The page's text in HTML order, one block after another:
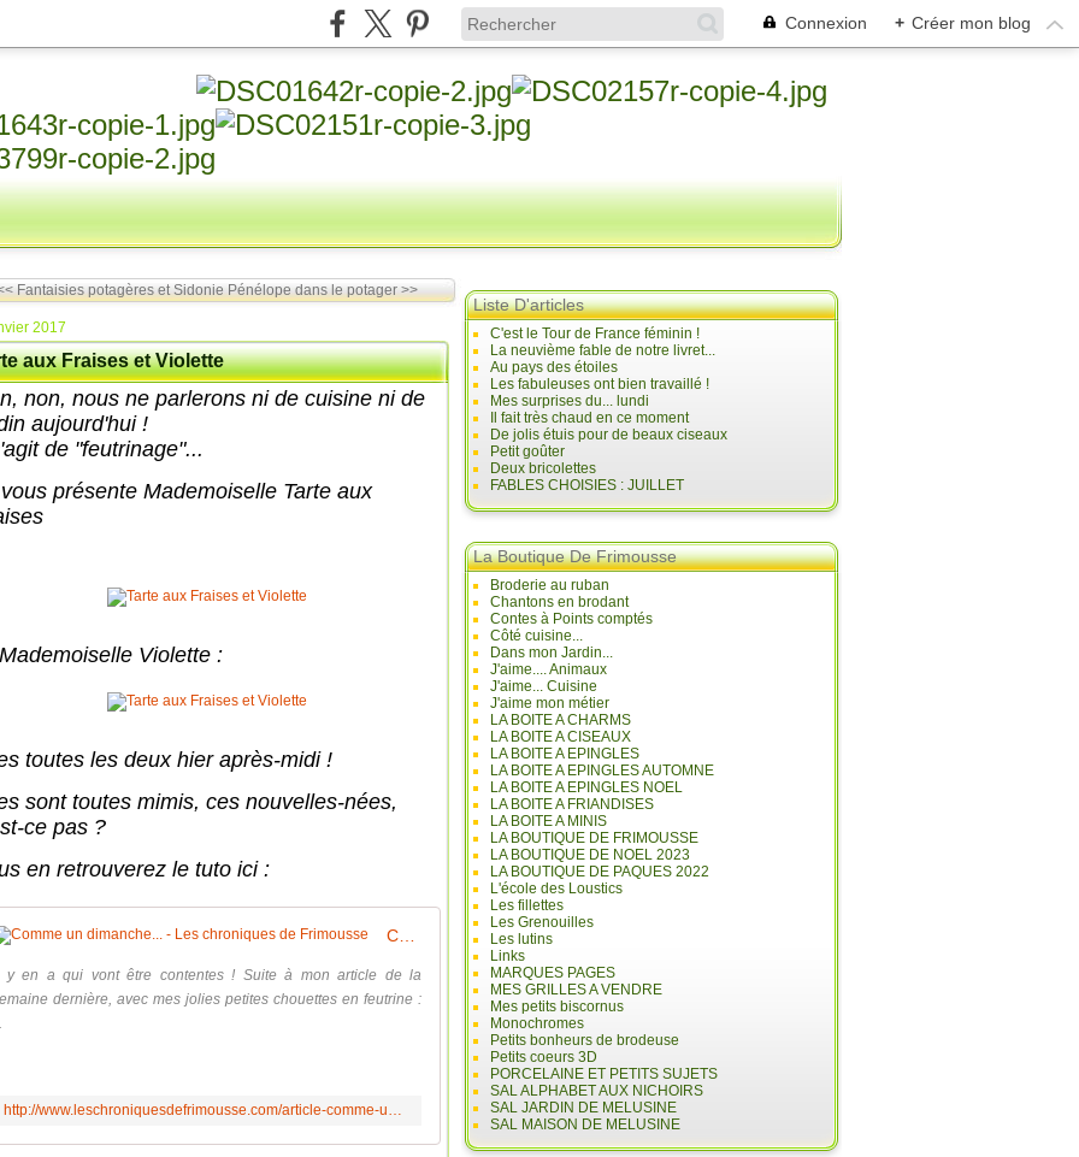
Connexion + Créer mon blog
Fantaisies potagères et Sidonie Pénélope dans le potager >>
2017
aux Fraises et Violette
non, nous ne parlerons ni de cuisine ni de
aujourd'hui !
de "feutrinage"...
présente Mademoiselle Tarte aux
Violette :
toutes les deux hier après-midi !
sont toutes mimis, ces nouvelles-nées,
ce pas ?
en retrouverez le tuto ici :
y en a qui vont être contentes ! Suite à mon article de la
dernière, avec mes jolies petites chouettes en feutrine :
http://www.leschroniquesdefrimousse.com/article-comme-un-dimanche-118650086.html
Liste D'articles
C'est le Tour de France féminin !
La neuvième fable de notre livret...
Au pays des étoiles
Les fabuleuses ont bien travaillé !
Mes surprises du... lundi
Il fait très chaud en ce moment
De jolis étuis pour de beaux ciseaux
Petit goûter
Deux bricolettes
FABLES CHOISIES : JUILLET
La Boutique De Frimousse
Broderie au ruban
Chantons en brodant
Contes à Points comptés
Côté cuisine...
Dans mon Jardin...
J'aime.... Animaux
J'aime... Cuisine
J'aime mon métier
LA BOITE A CHARMS
LA BOITE A CISEAUX
LA BOITE A EPINGLES
LA BOITE A EPINGLES AUTOMNE
LA BOITE A EPINGLES NOEL
LA BOITE A FRIANDISES
LA BOITE A MINIS
LA BOUTIQUE DE FRIMOUSSE
LA BOUTIQUE DE NOEL 2023
LA BOUTIQUE DE PAQUES 2022
L'école des Loustics
Les fillettes
Les Grenouilles
Les lutins
Links
MARQUES PAGES
MES GRILLES A VENDRE
Mes petits biscornus
Monochromes
Petits bonheurs de brodeuse
Petits coeurs 3D
PORCELAINE ET PETITS SUJETS
SAL ALPHABET AUX NICHOIRS
SAL JARDIN DE MELUSINE
SAL MAISON DE MELUSINE